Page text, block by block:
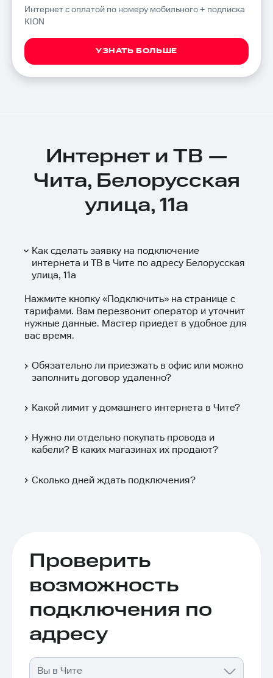
Интернет с оплатой по номеру мобильного + подписка
KION
УЗНАТЬ БОЛЬШЕ
Интернет и ТВ —
Чита, Белорусская
улица, 11а
Как сделать заявку на подключение
интернета и ТВ в Чите по адресу Белорусская
улица, 11а
Нажмите кнопку «Подключить» на странице с
тарифами. Вам перезвонит оператор и уточнит
нужные данные. Мастер приедет в удобное для
вас время.
Обязательно ли приезжать в офис или можно
заполнить договор удаленно?
Какой лимит у домашнего интернета в Чите?
Нужно ли отдельно покупать провода и
кабели? В каких магазинах их продают?
Сколько дней ждать подключения?
Проверить
возможность
подключения по
адресу
Вы в Чите